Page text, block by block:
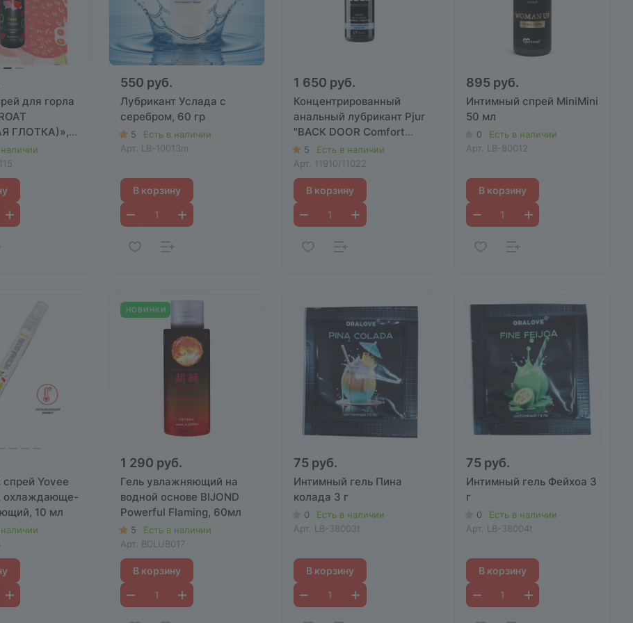
для горла
ГЛОТКА)»,
50мл.
550 руб.
Лубрикант Услада с
серебром, 60 гр
5
Есть в наличии
Арт. LB-10013m
В корзину
1 650 руб.
Концентрированный
анальный лубрикант Pjur
"BACK DOOR Comfort
Water Anal glide" 30 мл
5
Есть в наличии
Арт. 11910/11022
В корзину
895 руб.
Интимный спрей MiniMini
50 мл
0
Есть в наличии
Арт. LB-80012
В корзину
Yovee
охлаждающе-
10 мл
НОВИНКИ
1 290 руб.
Гель увлажняющий на
водной основе BIJOND
Powerful Flaming, 60мл
5
Есть в наличии
Арт. BDLUB017
В корзину
75 руб.
Интимный гель Пина
колада 3 г
0
Есть в наличии
Арт. LB-38003t
В корзину
75 руб.
Интимный гель Фейхоа 3
г
0
Есть в наличии
Арт. LB-38004t
В корзину